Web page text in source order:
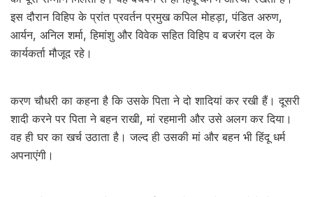
इस दौरान विहिप के प्रांत प्रवर्तन प्रमुख कपिल मोहड़ा, पंडित अरुण,
आर्यन, अनिल शर्मा, हिमांशु और विवेक सहित विहिप व बजरंग दल के
कार्यकर्ता मौजूद रहे।
करण चौधरी का कहना है कि उसके पिता ने दो शादियां कर रखी हैं। दूसरी
शादी करने पर पिता ने बहन राखी, मां रहमानी और उसे अलग कर दिया।
वह ही घर का खर्च उठाता है। जल्द ही उसकी मां और बहन भी हिंदू धर्म
अपनाएंगी।